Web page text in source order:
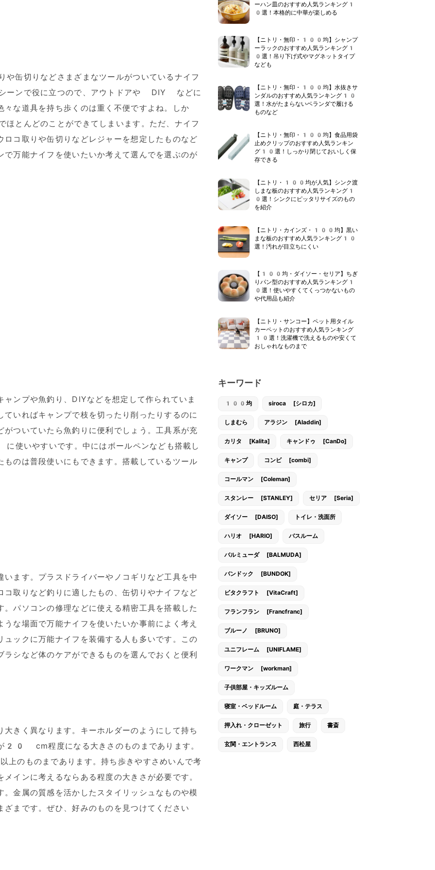
缶切りなどさまざまなツールがついているナイフ
ーンで役に立つので、アウトドアや DIY などに
な道具を持ち歩くのは重く不便ですよね。しか
とんどのことができてしまいます。ただ、ナイフ
コ取りや缶切りなどレジャーを想定したものなど
万能ナイフを使いたいか考えて選んでを選ぶのが
ンプや魚釣り、DIYなどを想定して作られていま
いればキャンプで枝を切ったり削ったりするのに
ついていたら魚釣りに便利でしょう。工具系が充
いやすいです。中にはボールペンなども搭載し
のは普段使いにもできます。搭載しているツール
ます。プラスドライバーやノコギリなど工具を中
取りなど釣りに適したもの、缶切りやナイフなど
パソコンの修理などに使える精密工具を搭載した
な場面で万能ナイフを使いたいか事前によく考え
ックに万能ナイフを装備する人も多いです。この
シなど体のケアができるものを選んでおくと便利
きく異なります。キーホルダーのようにして持ち
20 cm程度になる大きさのものまであります。
ものまであります。持ち歩きやすさめいんで考
インに考えるならある程度の大きさが必要です。
金属の質感を活かしたスタイリッシュなものや模
まです。ぜひ、好みのものを見つけてください
ーハン皿のおすすめ人気ランキング1
0選！本格的に中華が楽しめる
【ニトリ・無印・100均】シャンプ
ーラックのおすすめ人気ランキング1
0選！吊り下げ式やマグネットタイプ
なども
【ニトリ・無印・100均】水抜きサ
ンダルのおすすめ人気ランキング10
選！水がたまらないベランダで履ける
ものなど
【ニトリ・無印・100均】食品用袋
止めクリップのおすすめ人気ランキン
グ10選！しっかり閉じておいしく保
存できる
【ニトリ・100均が人気】シンク渡
しまな板のおすすめ人気ランキング1
0選！シンクにピッタリサイズのもの
を紹介
【ニトリ・カインズ・100均】黒い
まな板のおすすめ人気ランキング10
選！汚れが目立ちにくい
【100均・ダイソー・セリア】ちぎ
りパン型のおすすめ人気ランキング1
0選！使いやすくてくっつかないもの
や代用品も紹介
【ニトリ・サンコー】ペット用タイル
カーペットのおすすめ人気ランキング
10選！洗濯機で洗えるものや安くて
おしゃれなものまで
キーワード
100均 siroca [シロカ]
しまむら アラジン [Aladdin]
カリタ [Kalita] キャンドゥ [CanDo]
キャンプ コンビ [combi]
コールマン [Coleman]
スタンレー [STANLEY] セリア [Seria]
ダイソー [DAISO] トイレ・洗面所
ハリオ [HARIO] バスルーム
バルミューダ [BALMUDA]
バンドック [BUNDOK]
ビタクラフト [VitaCraft]
フランフラン [Francfranc]
ブルーノ [BRUNO]
ユニフレーム [UNIFLAME]
ワークマン [workman]
子供部屋・キッズルーム
寝室・ベッドルーム 庭・テラス
押入れ・クローゼット 旅行 書斎
玄関・エントランス 西松屋